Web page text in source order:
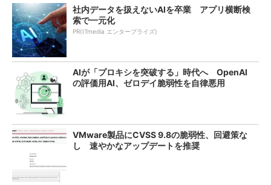
社内データを扱えないAIを卒業 アプリ横断検
索で一元化
PR(ITmedia エンタープライズ)
AIが「プロキシを突破する」時代へ OpenAI
の評価用AI、ゼロデイ脆弱性を自律悪用
VMware製品にCVSS 9.8の脆弱性、回避策な
し 速やかなアップデートを推奨